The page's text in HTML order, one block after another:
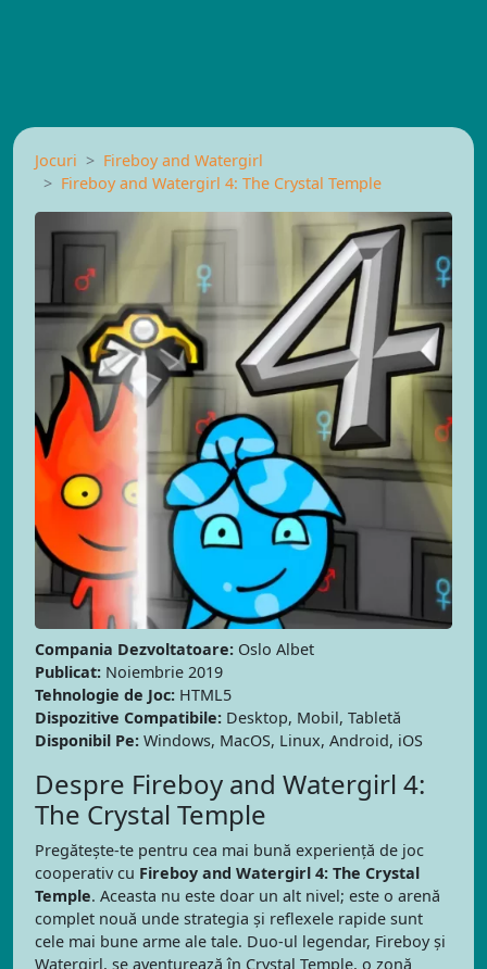
Jocuri
Fireboy and Watergirl
Fireboy and Watergirl 4: The Crystal Temple
Compania Dezvoltatoare: Oslo Albet
Publicat: Noiembrie 2019
Tehnologie de Joc: HTML5
Dispozitive Compatibile: Desktop, Mobil, Tabletă
Disponibil Pe: Windows, MacOS, Linux, Android, iOS
Despre Fireboy and Watergirl 4:
The Crystal Temple
Pregătește-te pentru cea mai bună experiență de joc
cooperativ cu Fireboy and Watergirl 4: The Crystal
Temple. Aceasta nu este doar un alt nivel; este o arenă
complet nouă unde strategia și reflexele rapide sunt
cele mai bune arme ale tale. Duo-ul legendar, Fireboy și
Watergirl, se aventurează în Crystal Temple, o zonă